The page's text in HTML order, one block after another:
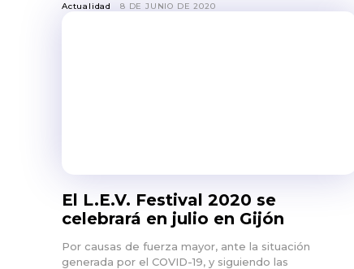
Actualidad 8 DE JUNIO DE 2020
El L.E.V. Festival 2020 se
celebrará en julio en Gijón
Por causas de fuerza mayor, ante la situación
generada por el COVID-19, y siguiendo las